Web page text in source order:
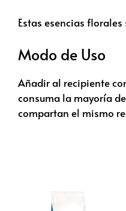
Estas esencias
Modo de Uso
Añadir al recipiente
consuma la mayoría
compartan el mismo